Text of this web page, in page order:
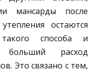
мансарды после
остаются
способа и
расход
Это связано с тем,